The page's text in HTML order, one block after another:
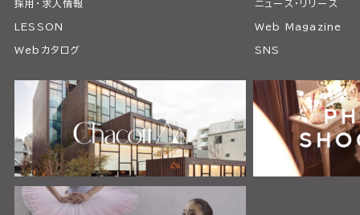
採用・求人情報 ニュース・リリース
LESSON Web Magazine
Webカタログ SNS